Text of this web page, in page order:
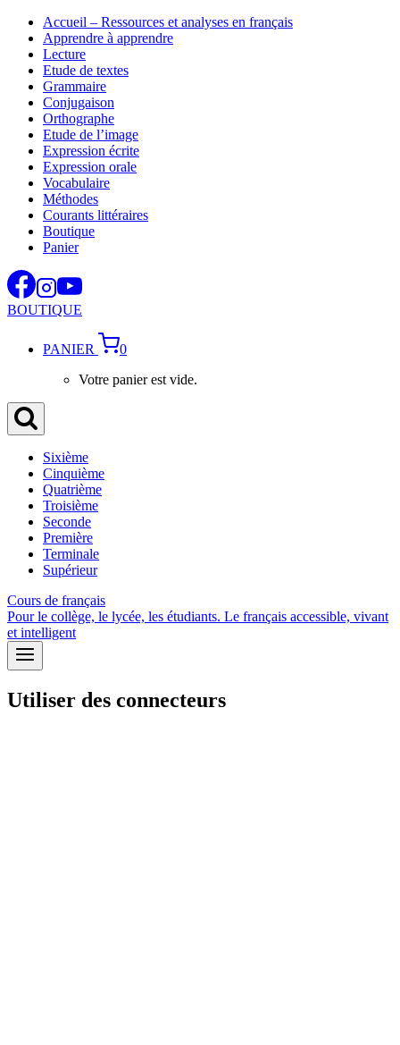
Aller
contenu
Accueil – Ressources et analyses en français
Apprendre à apprendre
Lecture
Etude de textes
Grammaire
Conjugaison
Orthographe
Etude de l’image
Expression écrite
Expression orale
Vocabulaire
Méthodes
Courants littéraires
Boutique
Panier
BOUTIQUE
PANIER
0
Votre panier est vide.
Sixième
Cinquième
Quatrième
Troisième
Seconde
Première
Terminale
Supérieur
Cours de français
Pour le collège, le lycée, les étudiants. Le français accessible, vivant
et intelligent
Utiliser des connecteurs